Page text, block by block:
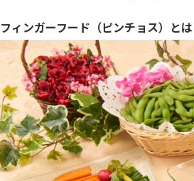
フィンガーフード（ピンチョス）とは